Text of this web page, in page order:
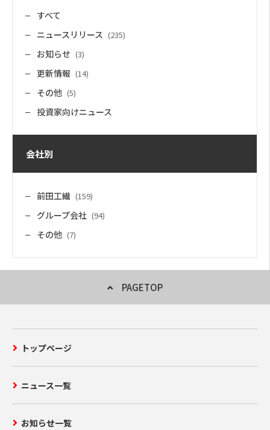
すべて
ニュースリリース (235)
お知らせ (3)
更新情報 (14)
その他 (5)
投資家向けニュース
会社別
前田工繊 (159)
グループ会社 (94)
その他 (7)
PAGETOP
トップページ
ニュース一覧
お知らせ一覧